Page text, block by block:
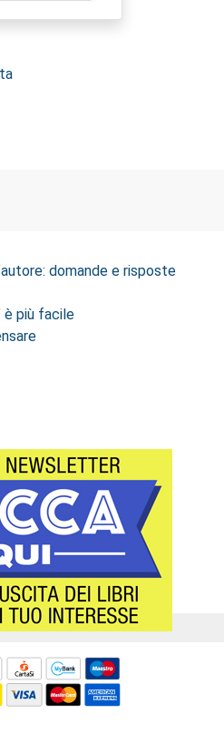
domande e risposte
è più facile